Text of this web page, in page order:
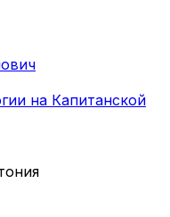
на Капитанской